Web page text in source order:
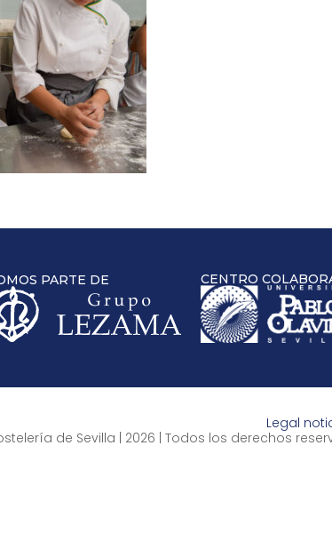
PARTE DE CENTRO
Legal
de Sevilla | 2026 | Todos los derechos